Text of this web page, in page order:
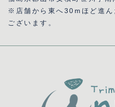
※店舗から東へ30mほど進ん
ございます。